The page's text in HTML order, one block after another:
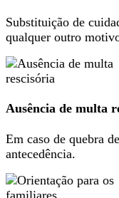
Substituição de
qualquer outro
Ausência de multa
Em caso de quebra
antecedência.